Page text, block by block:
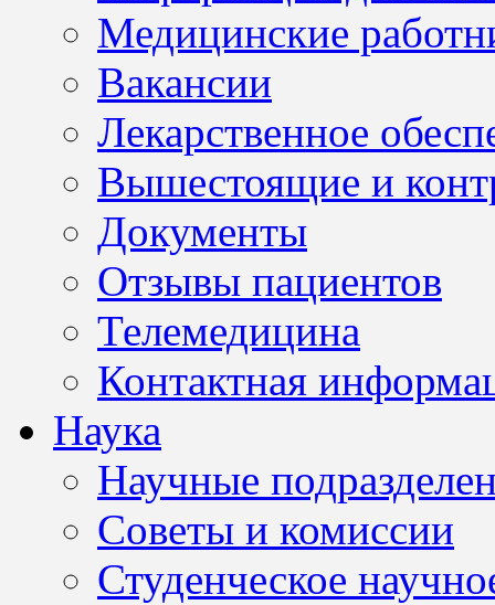
Медицинские
Вакансии
Лекарственное
Вышестоящие и
Документы
Отзывы пациентов
Телемедицина
Контактная
Наука
Научные
Советы и комиссии
Студенческое